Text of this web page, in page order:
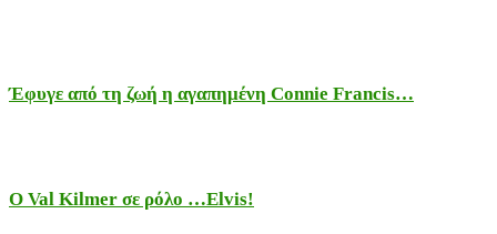
Έφυγε από τη ζωή η αγαπημένη Connie Francis…
Ο Val Kilmer σε ρόλο …Elvis!